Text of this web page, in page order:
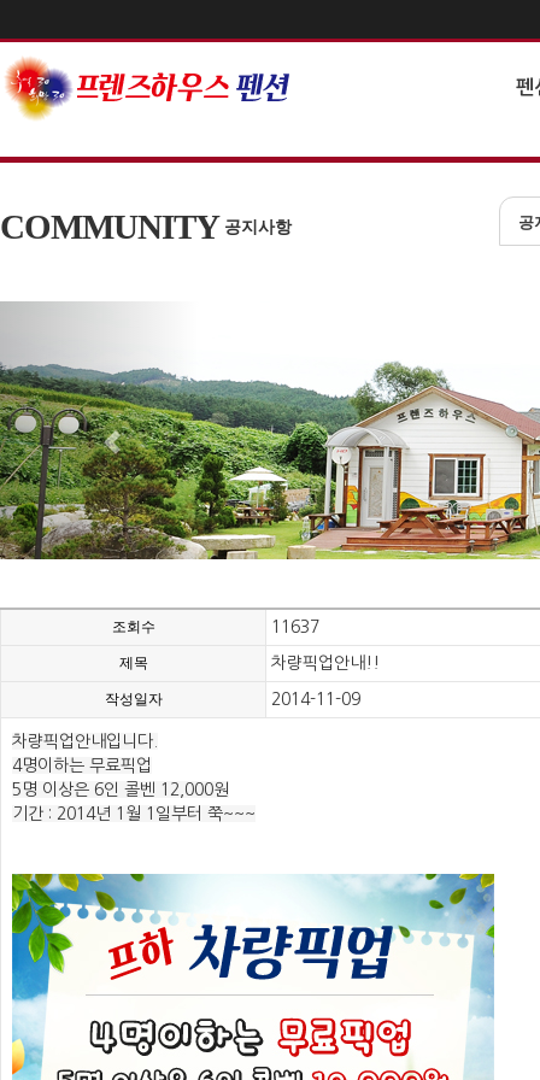
펜
COMMUNITY 공지사항 공
조회수 11637
제목 차량픽업안내!!
작성일자 2014-11-09
차량픽업안내입니다.
4명이하는 무료픽업
5명 이상은 6인 콜벤 12,000원
기간 : 2014년 1월 1일부터 쭉~~~